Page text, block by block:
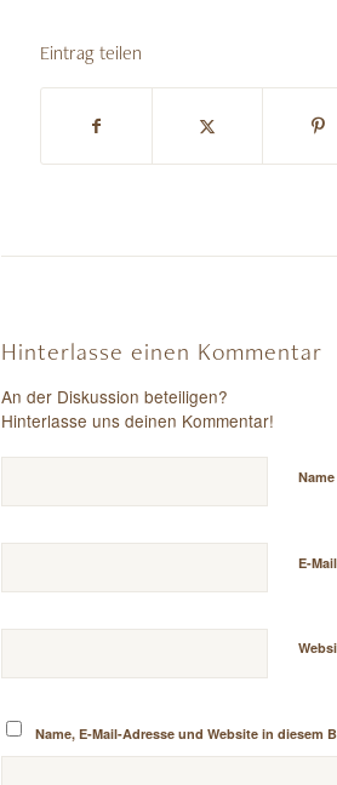
Eintrag teilen
Hinterlasse einen Kommentar
An der Diskussion beteiligen?
Hinterlasse uns deinen Kommentar!
Name
E-
Name, E-Mail-Adresse und Website in